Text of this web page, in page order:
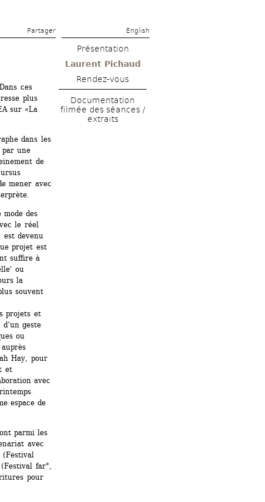
Partager English
ces
plus
sur «La
dans les
par une
de
mener avec
des
le réel
devenu
projet est
suffire à
ou
la
souvent
projets et
geste
ou
Hay, pour
et
avec
espace de
parmi les
avec
(Festival
(Festival far°,
pour
Présentation
Laurent Pichaud
Rendez-vous
Documentation
filmée des séances /
extraits